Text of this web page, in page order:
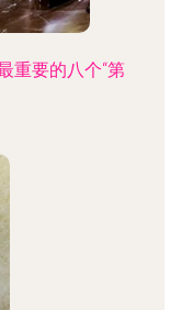
重要的八个“第